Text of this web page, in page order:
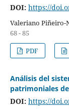
DOI: https://
Valeriano Piñeiro-
68 - 85
PDF
Análisis del
patrimoniales
DOI: https://